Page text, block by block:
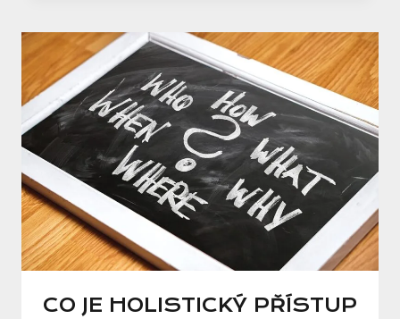
CO JE HOLISTICKÝ PŘÍSTUP